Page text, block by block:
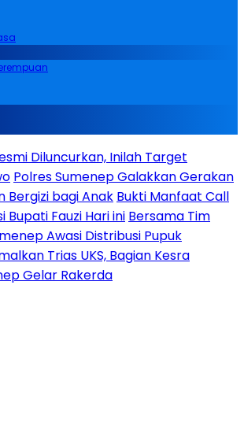
Diluncurkan, Inilah Target
Polres Sumenep Galakkan Gerakan
Bergizi bagi Anak Bukti Manfaat Call
Bupati Fauzi Hari ini Bersama Tim
Awasi Distribusi Pupuk
Trias UKS, Bagian Kesra
Gelar Rakerda